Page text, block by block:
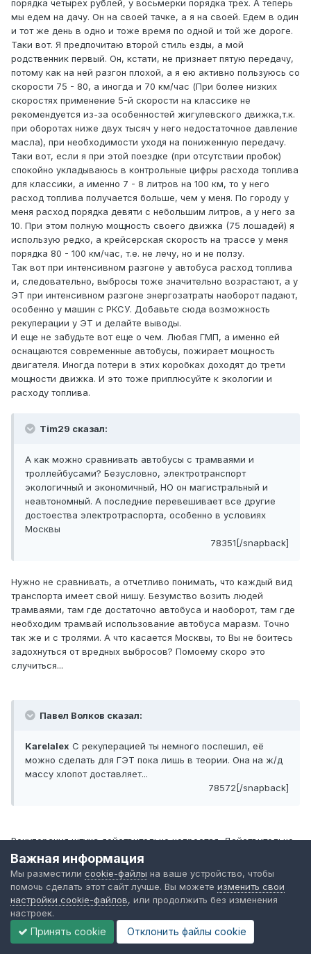
порядка четырех рублей, у восьмерки порядка трех. А теперь
мы едем на дачу. Он на своей тачке, а я на своей. Едем в один
и тот же день в одно и тоже время по одной и той же дороге.
Таки вот. Я предпочитаю второй стиль езды, а мой
родственник первый. Он, кстати, не признает пятую передачу,
потому как на ней разгон плохой, а я ею активно пользуюсь со
скорости 75 - 80, а иногда и 70 км/час (При более низких
скоростях применение 5-й скорости на классике не
рекомендуется из-за особенностей жигулевского движка,т.к.
при оборотах ниже двух тысяч у него недостаточное давление
масла), при необходимости уходя на пониженную передачу.
Таки вот, если я при этой поездке (при отсутствии пробок)
спокойно укладываюсь в контрольные цифры расхода топлива
для классики, а именно 7 - 8 литров на 100 км, то у него
расход топлива получается больше, чем у меня. По городу у
меня расход порядка девяти с небольшим литров, а у него за
10. При этом полную мощность своего движка (75 лошадей) я
использую редко, а крейсерская скорость на трассе у меня
порядка 80 - 100 км/час, т.е. не лечу, но и не ползу.
Так вот при интенсивном разгоне у автобуса расход топлива
и, следовательно, выбросы тоже значительно возрастают, а у
ЭТ при интенсивном разгоне энергозатраты наоборот падают,
особенно у машин с РКСУ. Добавьте сюда возможность
рекуперации у ЭТ и делайте выводы.
И еще не забудьте вот еще о чем. Любая ГМП, а именно ей
оснащаются современные автобусы, пожирает мощность
двигателя. Иногда потери в этих коробках доходят до трети
мощности движка. И это тоже приплюсуйте к экологии и
расходу топлива.
Tim29 сказал:
А как можно сравнивать автобусы с трамваями и
троллейбусами? Безусловно, электротранспорт
экологичный и экономичный, НО он магистральный и
неавтономный. А последние перевешивает все другие
достоества электротраспорта, особенно в условиях
Москвы
78351[/snapback]
Нужно не сравнивать, а отчетливо понимать, что каждый вид
транспорта имеет свой нишу. Безумство возить людей
трамваями, там где достаточно автобуса и наоборот, там где
необходим трамвай использование автобуса маразм. Точно
так же и с тролями. А что касается Москвы, то Вы не боитесь
задохнуться от вредных выбросов? Помоему скоро это
случиться...
Павел Волков сказал:
Karelalex С рекуперацией ты немного поспешил, её
можно сделать для ГЭТ пока лишь в теории. Она на ж/д
массу хлопот доставляет...
78572[/snapback]
Рекуперация штука действительно непростая. Действительно,
практически нигде (за редким исключением) она не дает
рекламируемого эффекта. Те же Русичи, например экономят
порядка 5 - 7% энергии, ЗиУ 10 с ТИСУ жрут энергии больше
реостатных машин. Тут есть некие особенности, в частности
например то, что реально рекуперация осуществляется только
в пределах одной фидерной зоны, где не всегда есть
потребитель, а для того, что бы машина работала в режиме
Важная информация
Мы разместили cookie-файлы на ваше устройство, чтобы
помочь сделать этот сайт лучше. Вы можете изменить свои
настройки cookie-файлов, или продолжить без изменения
настроек.
Принять cookie Отклонить файлы сookie